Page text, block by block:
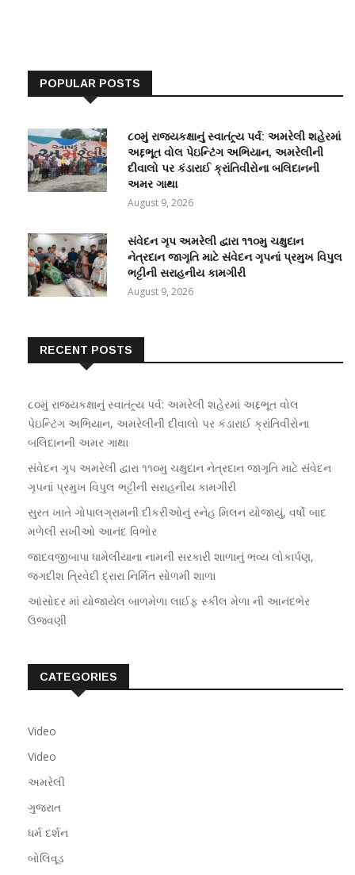
POPULAR POSTS
૮૦મું રાજ્યકક્ષાનું સ્વાતંત્ર્ય પર્વ: અમરેલી શહેરમાં
અદ્દભૂત વોલ પેઇન્ટિંગ અભિયાન, અમરેલીની
દીવાલો પર કંડારાઈ ક્રાંતિવીરોના બલિદાનની
અમર ગાથા
August 9, 2026
સંવેદન ગૃપ અમરેલી દ્વારા ૧૧૦મુ ચક્ષુદાન
નેત્રદાન જાગૃતિ માટે સંવેદન ગૃપનાં પ્રમુખ વિપુલ
ભટ્ટીની સરાહનીય કામગીરી
August 9, 2026
RECENT POSTS
૮૦મું રાજ્યકક્ષાનું સ્વાતંત્ર્ય પર્વ: અમરેલી શહેરમાં અદ્દભૂત વોલ
પેઇન્ટિંગ અભિયાન, અમરેલીની દીવાલો પર કંડારાઈ ક્રાંતિવીરોના
બલિદાનની અમર ગાથા
સંવેદન ગૃપ અમરેલી દ્વારા ૧૧૦મુ ચક્ષુદાન નેત્રદાન જાગૃતિ માટે સંવેદન
ગૃપનાં પ્રમુખ વિપુલ ભટ્ટીની સરાહનીય કામગીરી
સુરત ખાતે ગોપાલગ્રામની દીકરીઓનું સ્નેહ મિલન યોજાયું, વર્ષો બાદ
મળેલી સખીઓ આનંદ વિભોર
જાદવજીબાપા ધામેલીયાના નામની સરકારી શાળાનું ભવ્ય લોકાર્પણ,
જગદીશ ત્રિવેદી દ્રારા નિર્મિત સોળમી શાળા
આંસોદર માં યોજાયેલ બાળમેળા લાઈફ સ્કીલ મેળા ની આનંદભેર
ઉજવણી
CATEGORIES
Video
Video
અમરેલી
ગુજરાત
ધર્મ દર્શન
બોલિવૂડ